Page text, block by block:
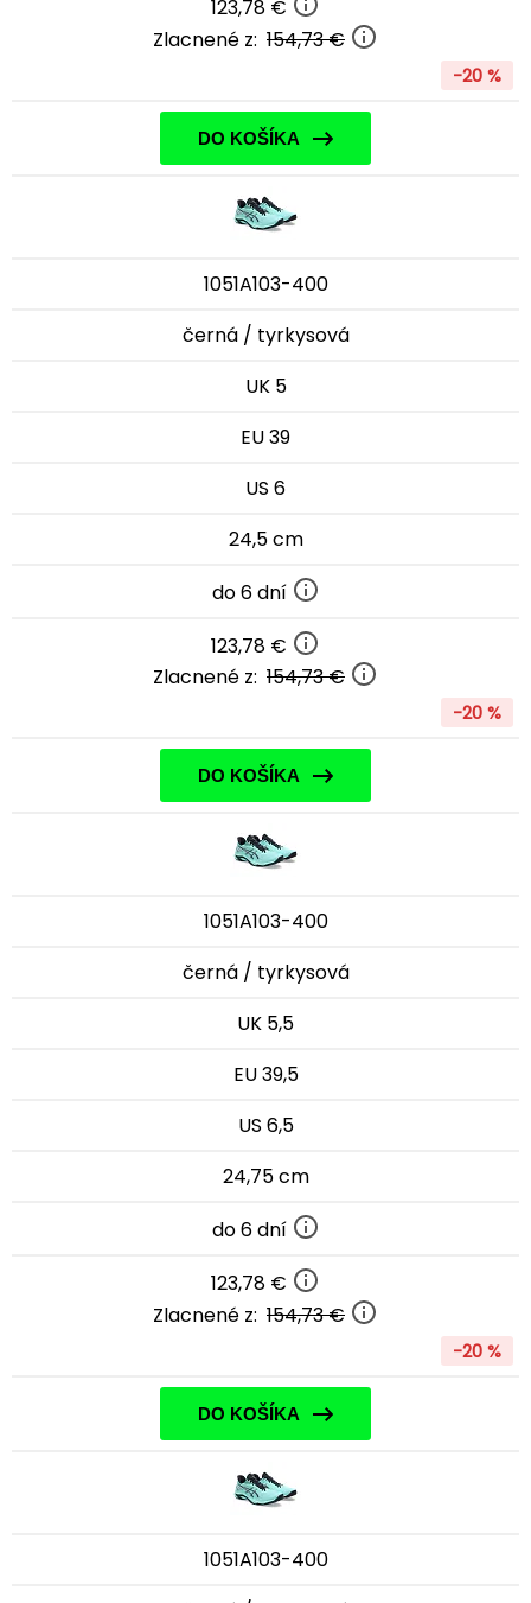
123,78 €
Zlacnené z: 154,73 €
-20 %
DO KOŠÍKA
1051A103-400
černá / tyrkysová
UK 5
EU 39
US 6
24,5 cm
do 6 dní
123,78 €
Zlacnené z: 154,73 €
-20 %
DO KOŠÍKA
1051A103-400
černá / tyrkysová
UK 5,5
EU 39,5
US 6,5
24,75 cm
do 6 dní
123,78 €
Zlacnené z: 154,73 €
-20 %
DO KOŠÍKA
1051A103-400